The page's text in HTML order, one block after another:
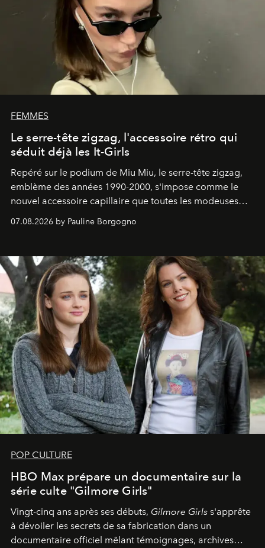
FEMMES
Le serre-tête zigzag, l'accessoire rétro qui
séduit déjà les It-Girls
Repéré sur le podium de Miu Miu, le serre-tête zigzag,
emblème des années 1990-2000, s'impose comme le
nouvel accessoire capillaire que toutes les modeuses
s'arrachent déjà.
07.08.2026 by Pauline Borgogno
POP CULTURE
HBO Max prépare un documentaire sur la
série culte "Gilmore Girls"
Vingt-cinq ans après ses débuts, Gilmore Girls s'apprête
à dévoiler les secrets de sa fabrication dans un
documentaire officiel mêlant témoignages, archives